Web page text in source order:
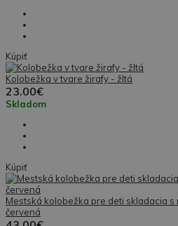
Kúpiť
Kolobežka v tvare žirafy - žltá
23.00€
Skladom
Kúpiť
Mestská kolobežka pre deti skladacia s
červená